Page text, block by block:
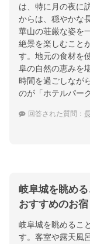
は、特に月の夜に
からは、穏やかな
華山の荘厳な姿を
絶景を楽しむこと
す。地元の食材を
阜の自然の恵みを
時間を過ごしなが
のが「ホテルパー
回答された質問：
岐阜城を眺め
おすすめのお宿
岐阜城を眺めるこ
す。客室や露天風